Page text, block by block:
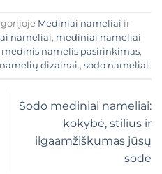
Mediniai nameliai ir
nameliai, mediniai nameliai
medinis namelis pasirinkimas,
dizainai., sodo nameliai.
Sodo mediniai nameliai:
kokybė, stilius ir
ilgaamžiškumas jūsų
sode